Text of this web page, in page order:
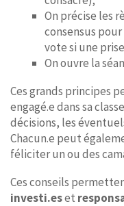
On précise les
consensus
vote si une
On ouvre la
Ces grands principes
engagé.e dans sa
décisions, les
Chacun.e peut
féliciter un ou des
Ces conseils
investi.eset